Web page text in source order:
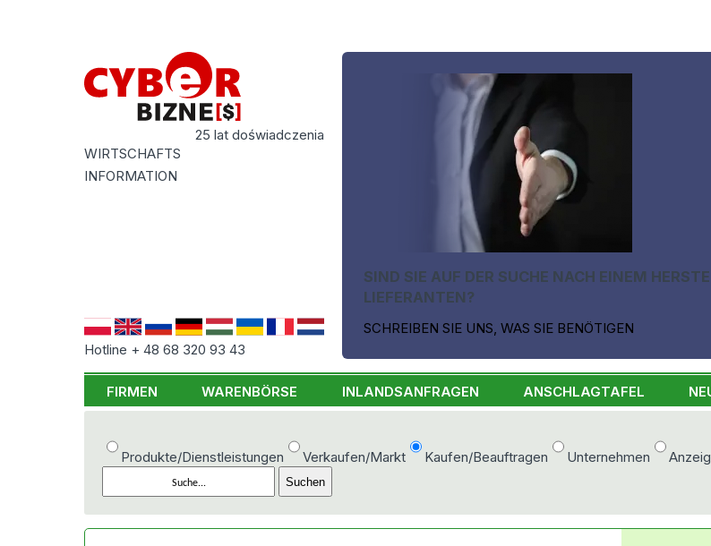
25 lat doświadczenia
WIRTSCHAFTS
INFORMATION
Hotline + 48 68 320 93 43
SIND SIE AUF DER SUCHE NACH EINEM
LIEFERANTEN?
SCHREIBEN SIE UNS, WAS SIE BENÖTIGEN
FIRMEN WARENBÖRSE INLANDSANFRAGEN ANSCHLAGTAFEL
Produkte/Dienstleistungen Verkaufen/Markt Kaufen/Beauftragen Unternehmen